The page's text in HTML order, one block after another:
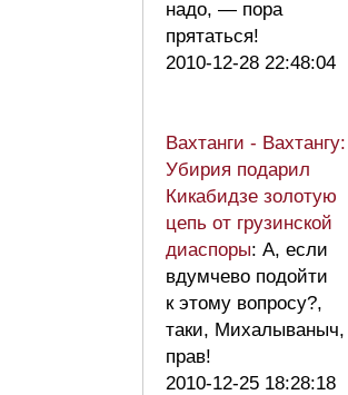
надо, — пора
прятаться!
2010-12-28 22:48:04
Вахтанги - Вахтангу:
Убирия подарил
Кикабидзе золотую
цепь от грузинской
диаспоры: А, если
вдумчево подойти
к этому вопросу?,
таки, Михалываныч,
прав!
2010-12-25 18:28:18